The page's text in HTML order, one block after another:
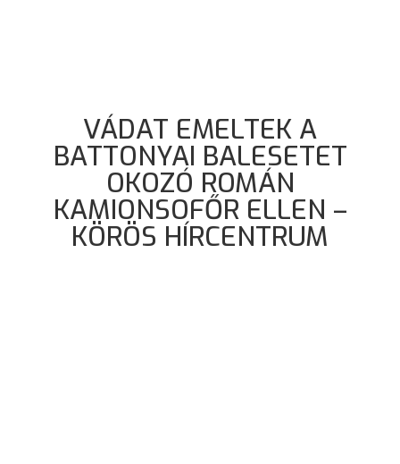
VÁDAT EMELTEK A
BATTONYAI BALESETET
OKOZÓ ROMÁN
KAMIONSOFŐR ELLEN –
KÖRÖS HÍRCENTRUM